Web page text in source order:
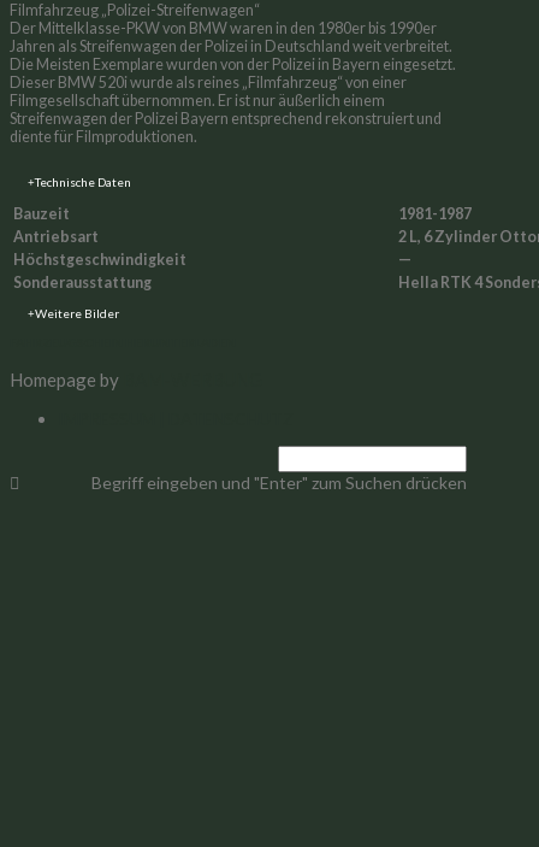
Filmfahrzeug „Polizei-Streifenwagen“
Der Mittelklasse-PKW von BMW waren in den 1980er bis 1990er
Jahren als Streifenwagen der Polizei in Deutschland weit verbreitet.
Die Meisten Exemplare wurden von der Polizei in Bayern eingesetzt.
Dieser BMW 520i wurde als reines „Filmfahrzeug“ von einer
Filmgesellschaft übernommen. Er ist nur äußerlich einem
Streifenwagen der Polizei Bayern entsprechend rekonstruiert und
diente für Filmproduktionen.
Technische Daten
Bauzeit
1981-1987
Antriebsart
2 L, 6 Zylinder
Höchstgeschwindigkeit
—
Sonderausstattung
Hella RTK 4
Weitere Bilder
Homepage by